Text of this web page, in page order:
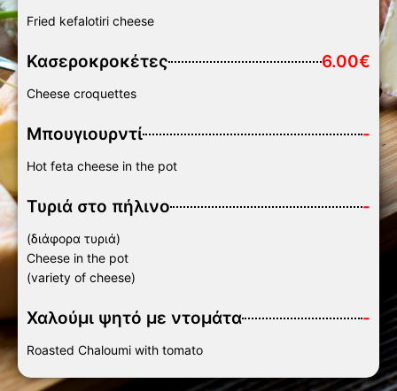
Fried kefalotiri cheese
Κασεροκροκέτες 6.00€
Cheese croquettes
Μπουγιουρντί -
Hot feta cheese in the pot
Τυριά στο πήλινο -
(διάφορα τυριά)
Cheese in the pot
(variety of cheese)
Χαλούμι ψητό με ντομάτα -
Roasted Chaloumi with tomato